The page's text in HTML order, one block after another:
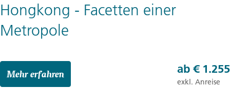
Hongkong - Facetten einer
Metropole
Mehr erfahren ab € 1.255
exkl. Anreise